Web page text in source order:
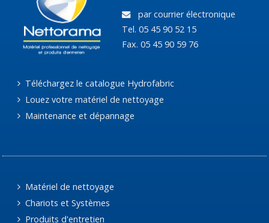
par courrier électronique
Tel. 05 45 90 52 15
Fax. 05 45 90 59 76
Téléchargez le catalogue Hydrofabric
Louez votre matériel de nettoyage
Maintenance et dépannage
Matériel de nettoyage
Chariots et Systèmes
Produits d'entretien